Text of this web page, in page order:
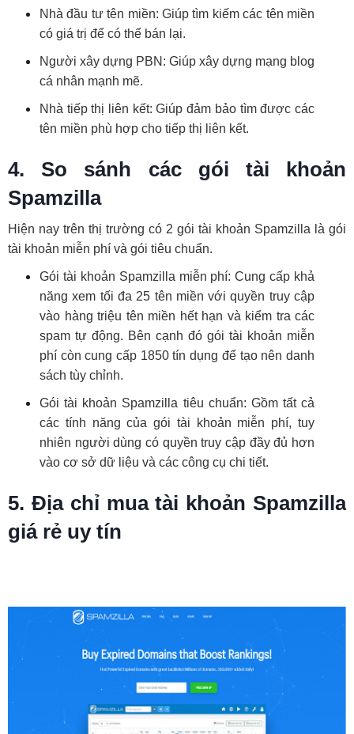
Nhà đầu tư tên miền: Giúp tìm kiếm các tên miền
có giá trị để có thể bán lại.
Người xây dựng PBN: Giúp xây dựng mạng blog
cá nhân mạnh mẽ.
Nhà tiếp thị liên kết: Giúp đảm bảo tìm được các
tên miền phù hợp cho tiếp thị liên kết.
4. So sánh các gói tài khoản
Spamzilla
Hiện nay trên thị trường có 2 gói tài khoản Spamzilla là gói
tài khoản miễn phí và gói tiêu chuẩn.
Gói tài khoản Spamzilla miễn phí: Cung cấp khả
năng xem tối đa 25 tên miền với quyền truy cập
vào hàng triệu tên miền hết hạn và kiểm tra các
spam tự động. Bên cạnh đó gói tài khoản miễn
phí còn cung cấp 1850 tín dụng để tạo nên danh
sách tùy chỉnh.
Gói tài khoản Spamzilla tiêu chuẩn: Gồm tất cả
các tính năng của gói tài khoản miễn phí, tuy
nhiên người dùng có quyền truy cập đầy đủ hơn
vào cơ sở dữ liệu và các công cụ chi tiết.
5. Địa chỉ mua tài khoản Spamzilla
giá rẻ uy tín